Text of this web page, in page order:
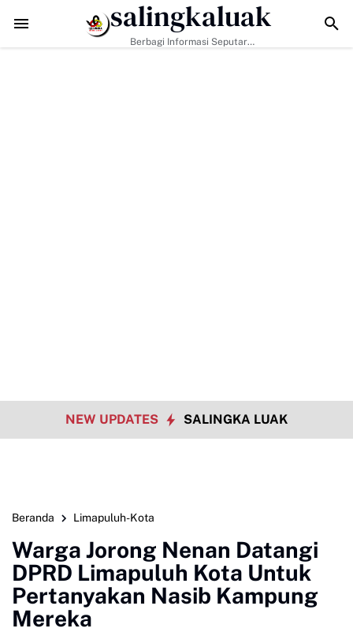
0306/50 Kota Pacu Pengerasan Jalan, Akses Warga Harau
salingkaluak
Berbagi Informasi Seputar
NEW UPDATES SALINGKA LUAK
Beranda Limapuluh-Kota
Warga Jorong Nenan Datangi
DPRD Limapuluh Kota Untuk
Pertanyakan Nasib Kampung
Mereka